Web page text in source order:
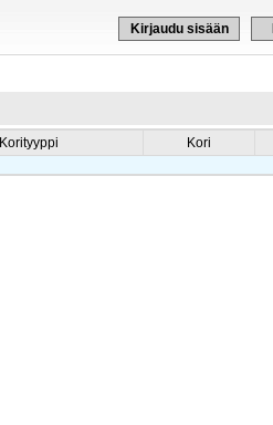
Kirjaudu sisään
Korityyppi Kori